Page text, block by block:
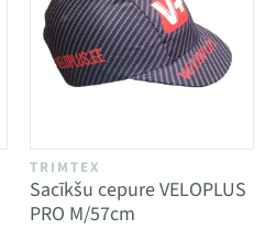
TRIMTEX
Sacīkšu cepure VELOPLUS
PRO M/57cm